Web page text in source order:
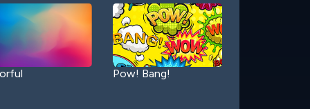
Pow! Bang!